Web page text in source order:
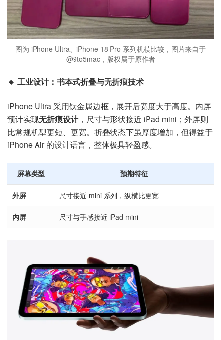
图为 iPhone Ultra、iPhone 18 Pro 系列机模比较，图片来自于
@9to5mac，版权属于原作者
🔹 工业设计：书本式折叠与无折痕技术
iPhone Ultra 采用钛金属边框，展开后宽度大于高度。内屏
预计实现无折痕设计，尺寸与形状接近 iPad mini；外屏则
比常规机型更短、更宽。折叠状态下虽厚度增加，但得益于
iPhone Air 的设计语言，整体极具轻盈感。
屏幕类型 预期特征
外屏 尺寸接近 mini 系列，纵横比更宽
内屏 尺寸与手感接近 iPad mini